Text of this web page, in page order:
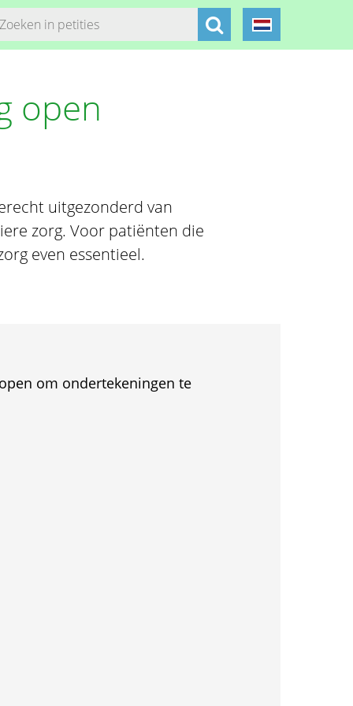
open
uitgezonderd van
zorg. Voor patiënten die
even essentieel.
om ondertekeningen te